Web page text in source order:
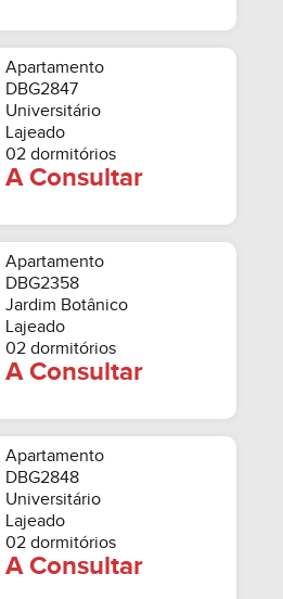
Apartamento
DBG2847
Universitário
Lajeado
02 dormitórios
A Consultar
Apartamento
DBG2358
Jardim Botânico
Lajeado
02 dormitórios
A Consultar
Apartamento
DBG2848
Universitário
Lajeado
02 dormitórios
A Consultar